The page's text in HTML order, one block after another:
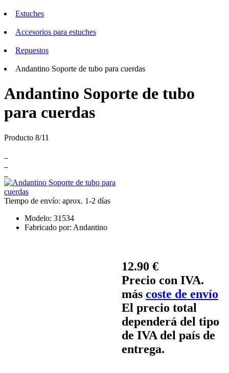
Estuches
Accesorios para estuches
Repuestos
Andantino Soporte de tubo para cuerdas
Andantino Soporte de tubo
para cuerdas
Producto 8/11
Tiempo de envío: aprox. 1-2 días
Modelo: 31534
Fabricado por: Andantino
12.90 €
Precio con IVA.
más coste de envío
El precio total
dependerá del tipo
de IVA del país de
entrega.